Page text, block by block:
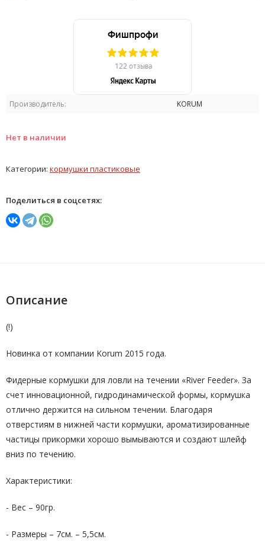
Производитель: KORUM
Нет в наличии
Категории: кормушки пластиковые
Поделиться в соцсетях:
Описание
(!)
Новинка от компании Korum 2015 года.
Фидерные кормушки для ловли на течении «River Feeder». За
счет инновационной, гидродинамической формы, кормушка
отлично держится на сильном течении. Благодаря
отверстиям в нижней части кормушки, ароматизированные
частицы прикормки хорошо вымываются и создают шлейф
вниз по течению.
Характеристики:
- Вес – 90гр.
- Размеры – 7см. – 5,5см.